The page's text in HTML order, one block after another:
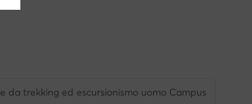
da trekking ed escursionismo uomo Campus